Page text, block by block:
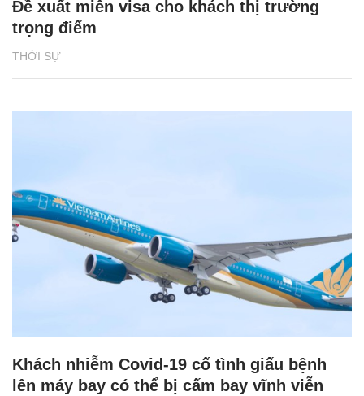
THỜI SỰ
Đề xuất miễn visa cho khách thị trường
trọng điểm
Khách nhiễm Covid-19 cố tình giấu bệnh
lên máy bay có thể bị cấm bay vĩnh viễn